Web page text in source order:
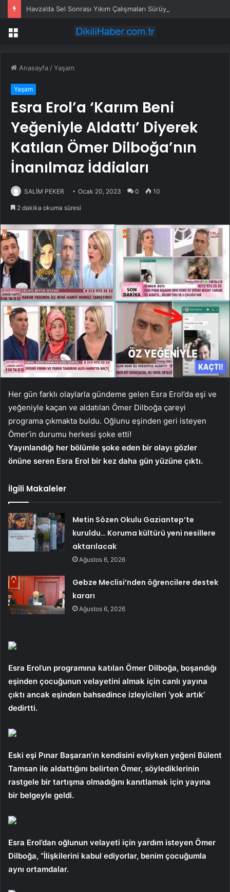
Havza’da Sel Sonrası Yıkım Çalışmaları Sürüyor
Menü
Anasayfa /Yaşam
Yaşam
Esra Erol’a ‘Karım Beni
Yeğeniyle Aldattı’ Diyerek
Katılan Ömer Dilboğa’nın
İnanılmaz İddiaları
SALİM PEKER Ocak 20, 2023 0 10
2 dakika okuma süresi
Her gün farklı olaylarla gündeme gelen Esra Erol’da eşi ve
yeğeniyle kaçan ve aldatılan Ömer Dilboğa çareyi
programa çıkmakta buldu. Oğlunu eşinden geri isteyen
Ömer’in durumu herkesi şoke etti!
Yayınlandığı her bölümle şoke eden bir olayı gözler
önüne seren Esra Erol bir kez daha gün yüzüne çıktı.
İlgili Makaleler
Metin Sözen Okulu Gaziantep’te
kuruldu… Koruma kültürü yeni nesillere
aktarılacak
Ağustos 6, 2026
Gebze Meclisi’nden öğrencilere destek
kararı
Ağustos 6, 2026
Esra Erol’un programına katılan Ömer Dilboğa, boşandığı
eşinden çocuğunun velayetini almak için canlı yayına
çıktı ancak eşinden bahsedince izleyicileri ‘yok artık’
dedirtti.
Eski eşi Pınar Başaran’ın kendisini evliyken yeğeni Bülent
Tamsan ile aldattığını belirten Ömer, söylediklerinin
rastgele bir tartışma olmadığını kanıtlamak için yayına
bir belgeyle geldi.
Esra Erol’dan oğlunun velayeti için yardım isteyen Ömer
Dilboğa, “İlişkilerini kabul ediyorlar, benim çocuğumla
aynı ortamdalar.